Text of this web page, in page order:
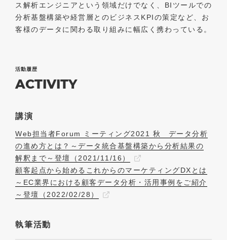
ス解析エンジニアという領域だけでなく、BIツールでの
分析基盤構築や経営層とのビジネスKPIの策定など、お
客様のデータに関わる取り組みに幅広く携わっている。
活動履歴
ACTIVITY
講演
Web担当者Forum ミーティング2021 秋 データ分析
の進め方とは？～データ統合基盤構築から分析結果の
解釈まで～登壇（2021/11/16）
顧客起点から始めるこれからのマーケティングDXとは
～EC業界における顧客データ分析・活用事例をご紹介
～登壇（2022/02/28）
執筆活動